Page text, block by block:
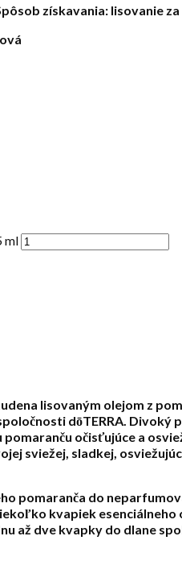
získavania: lisovanie
ml
lisovaným olejom z
dōTERRA.
očisťujúce a
sviežej, sladkej,
pomaranča do
kvapiek esenciálneho
až dve kvapky do dlane